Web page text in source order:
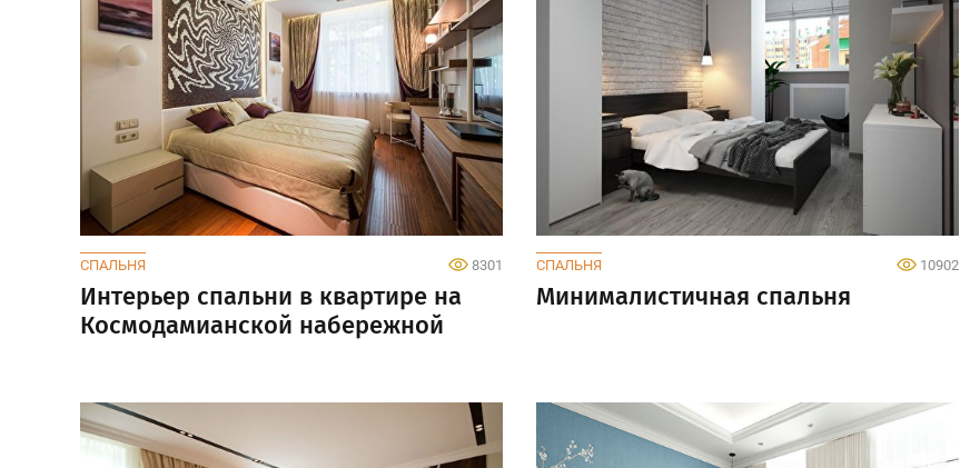
СПАЛЬНЯ 8301
Интерьер спальни в квартире на
Космодамианской набережной
СПАЛЬНЯ 10902
Минималистичная спальня